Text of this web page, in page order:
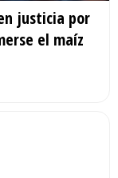
justicia por
el maíz